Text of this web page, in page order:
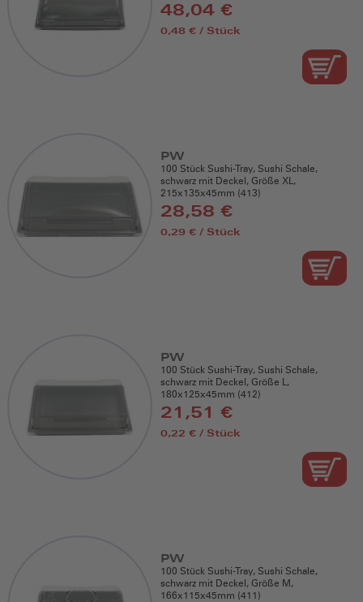
48,04 €
0,48 € / Stück
PW
100 Stück Sushi-Tray, Sushi Schale,
schwarz mit Deckel, Größe XL,
215x135x45mm (413)
28,58 €
0,29 € / Stück
PW
100 Stück Sushi-Tray, Sushi Schale,
schwarz mit Deckel, Größe L,
180x125x45mm (412)
21,51 €
0,22 € / Stück
PW
100 Stück Sushi-Tray, Sushi Schale,
schwarz mit Deckel, Größe M,
166x115x45mm (411)